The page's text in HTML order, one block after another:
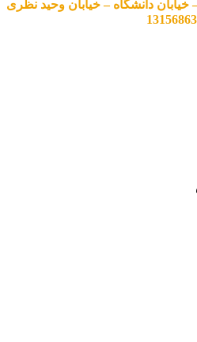
خیابان دانشگاه – خیابان وحید نظری